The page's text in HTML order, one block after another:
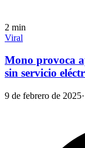
2 min
Viral
Mono provoca
sin servicio
9 de febrero de 2025·